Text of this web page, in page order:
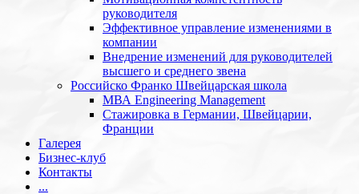
руководителя
Эффективное управление изменениями в
компании
Внедрение изменений для руководителей
высшего и среднего звена
Российско Франко Швейцарская школа
МВА Engineering Management
Стажировка в Германии, Швейцарии,
Франции
Галерея
Бизнес-клуб
Контакты
...